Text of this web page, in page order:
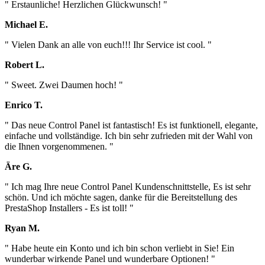
" Erstaunliche! Herzlichen Glückwunsch! "
Michael E.
" Vielen Dank an alle von euch!!! Ihr Service ist cool. "
Robert L.
" Sweet. Zwei Daumen hoch! "
Enrico T.
" Das neue Control Panel ist fantastisch! Es ist funktionell, elegante,
einfache und vollständige. Ich bin sehr zufrieden mit der Wahl von
die Ihnen vorgenommenen. "
Äre G.
" Ich mag Ihre neue Control Panel Kundenschnittstelle, Es ist sehr
schön. Und ich möchte sagen, danke für die Bereitstellung des
PrestaShop Installers - Es ist toll! "
Ryan M.
" Habe heute ein Konto und ich bin schon verliebt in Sie! Ein
wunderbar wirkende Panel und wunderbare Optionen! "